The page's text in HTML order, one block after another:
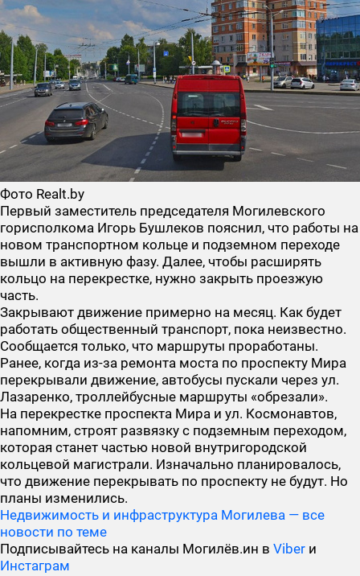
Фото Realt.by
Первый заместитель председателя Могилевского
горисполкома Игорь Бушлеков пояснил, что работы на
новом транспортном кольце и подземном переходе
вышли в активную фазу. Далее, чтобы расширять
кольцо на перекрестке, нужно закрыть проезжую
часть.
Закрывают движение примерно на месяц. Как будет
работать общественный транспорт, пока неизвестно.
Сообщается только, что маршруты проработаны.
Ранее, когда из-за ремонта моста по проспекту Мира
перекрывали движение, автобусы пускали через ул.
Лазаренко, троллейбусные маршруты «обрезали».
На перекрестке проспекта Мира и ул. Космонавтов,
напомним, строят развязку с подземным переходом,
которая станет частью новой внутригородской
кольцевой магистрали. Изначально планировалось,
что движение перекрывать по проспекту не будут. Но
планы изменились.
Недвижимость и инфраструктура Могилева — все
новости по теме
Подписывайтесь на каналы Могилёв.ин в Viber и
Инстаграм